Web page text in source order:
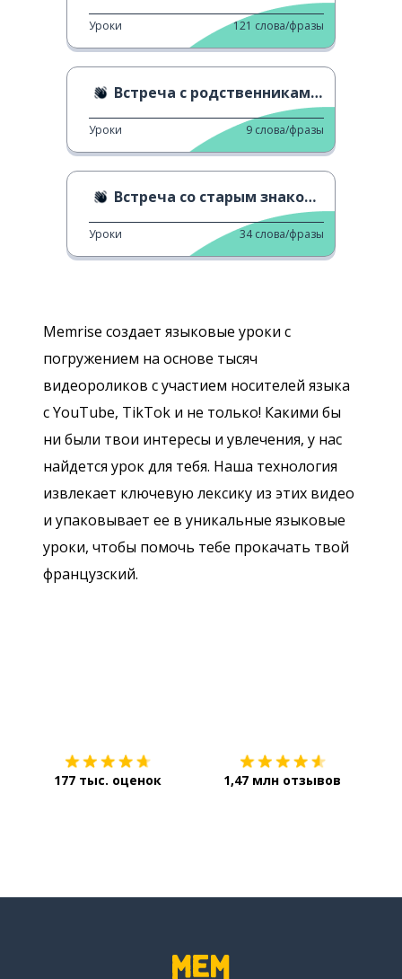
Memrise создает языковые уроки с
погружением на основе тысяч
видеороликов с участием носителей языка
с YouTube, TikTok и не только! Какими бы
ни были твои интересы и увлечения, у нас
найдется урок для тебя. Наша технология
извлекает ключевую лексику из этих видео
и упаковывает ее в уникальные языковые
уроки, чтобы помочь тебе прокачать твой
французский.
Уроки 121 слова/фразы
Встреча с родственниками 2
Уроки 9 слова/фразы
Встреча со старым знакомым
Уроки 34 слова/фразы
177 тыс. оценок 1,47 млн отзывов